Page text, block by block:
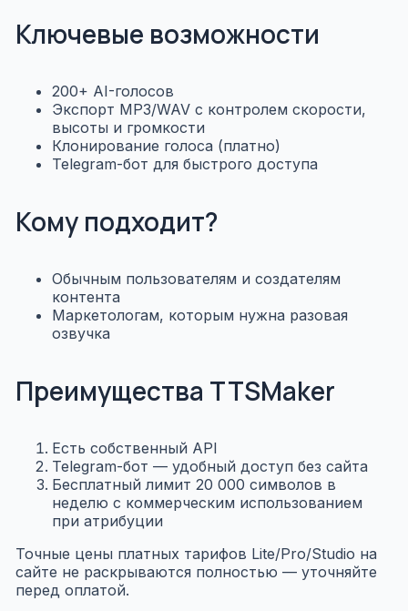
Ключевые возможности
200+ AI-голосов
Экспорт MP3/WAV с контролем скорости,
высоты и громкости
Клонирование голоса (платно)
Telegram-бот для быстрого доступа
Кому подходит?
Обычным пользователям и создателям
контента
Маркетологам, которым нужна разовая
озвучка
Преимущества TTSMaker
Есть собственный API
Telegram-бот — удобный доступ без сайта
Бесплатный лимит 20 000 символов в
неделю с коммерческим использованием
при атрибуции
Точные цены платных тарифов Lite/Pro/Studio на
сайте не раскрываются полностью — уточняйте
перед оплатой.